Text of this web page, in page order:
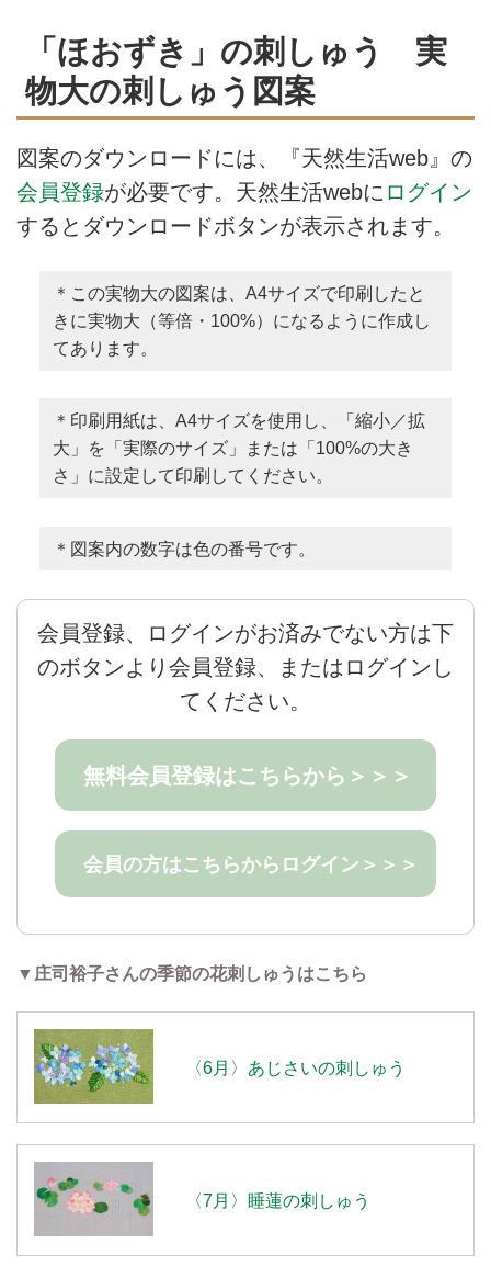
「ほおずき」の刺しゅう 実
物大の刺しゅう図案
図案のダウンロードには、『天然生活web』の
会員登録が必要です。天然生活webに ログイン
するとダウンロードボタンが表示されます。
＊この実物大の図案は、A4サイズで印刷したと
きに実物大（等倍・100%）になるように作成し
てあります。
＊印刷用紙は、A4サイズを使用し、「縮小／拡
大」を「実際のサイズ」または「100%の大き
さ」に設定して印刷してください。
＊図案内の数字は色の番号です。
会員登録、ログインがお済みでない方は下
のボタンより会員登録、またはログインし
てください。
無料会員登録はこちらから＞＞＞
会員の方はこちらからログイン＞＞＞
▼庄司裕子さんの季節の花刺しゅうはこちら
〈6月〉あじさいの刺しゅう
〈7月〉睡蓮の刺しゅう